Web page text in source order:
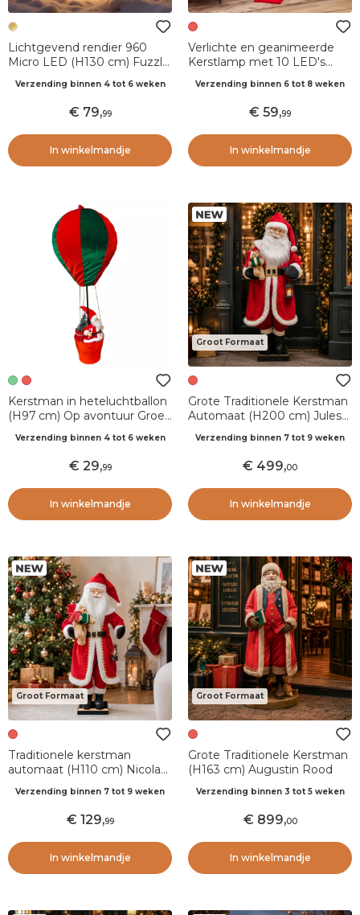
Lichtgevend rendier 960
Micro LED (H130 cm) Fuzzle
Verzending binnen 4 tot 6 weken
79,99
In winkelmandje
Verlichte en geanimeerde
Kerstlamp met 10 LED's
Rood
Verzending binnen 6 tot 8 weken
59,99
In winkelmandje
Kerstman in heteluchtballon
(H97 cm) Op avontuur Groen
Verzending binnen 4 tot 6 weken
29,99
In winkelmandje
Groot Formaat
Grote Traditionele Kerstman
Automaat (H200 cm) Jules
Verzending binnen 7 tot 9 weken
499,00
In winkelmandje
Groot Formaat
Traditionele kerstman
automaat (H110 cm) Nicolas
Verzending binnen 7 tot 9 weken
129,99
In winkelmandje
Groot Formaat
Grote Traditionele Kerstman
(H163 cm) Augustin Rood
Verzending binnen 3 tot 5 weken
899,00
In winkelmandje